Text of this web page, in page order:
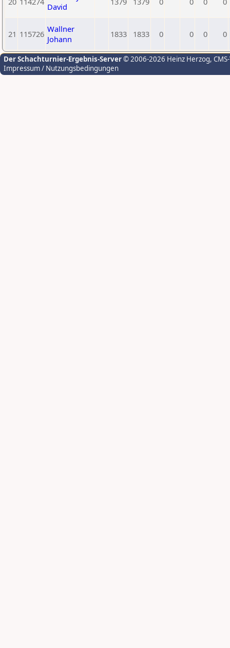
David
21 115726 Wallner
Johann
1833 1833 0 0 0 0
Der Schachturnier-Ergebnis-Server© 2006-2026 Heinz Herzog,
Impressum / Nutzungsbedingungen